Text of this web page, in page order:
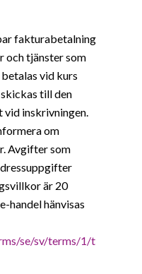
fakturabetalning
tjänster som
vid kurs
till den
vid inskrivningen.
om
Avgifter som
är 20
handel hänvisas
se/sv/terms/1/t